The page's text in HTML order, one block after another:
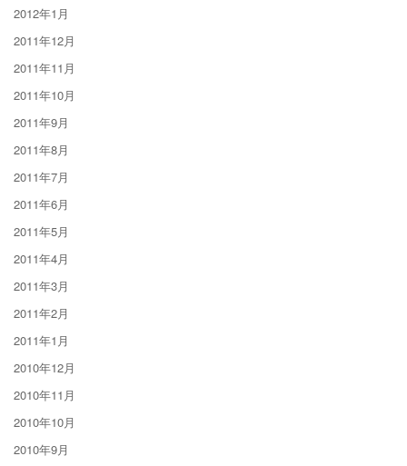
2012年1月
2011年12月
2011年11月
2011年10月
2011年9月
2011年8月
2011年7月
2011年6月
2011年5月
2011年4月
2011年3月
2011年2月
2011年1月
2010年12月
2010年11月
2010年10月
2010年9月